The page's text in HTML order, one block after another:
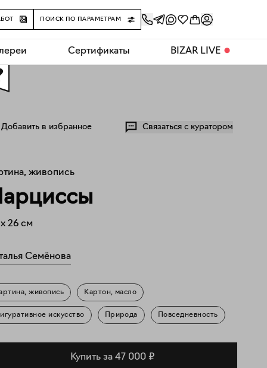
ПОИСК ПО ПАРАМЕТРАМ
Сертификаты BIZAR LIVE ⬤
Добавить в избранное Связаться с куратором
живопись
26 см
Семёнова
живопись Картон, масло
искусство Природа Повседневность
Купить за 47 000 ₽